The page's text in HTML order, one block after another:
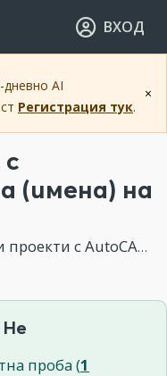
ВХОД
×
AI
Регистрация тук.
(имена) на
с AutoCAD Civil 3D
Не
проба (1